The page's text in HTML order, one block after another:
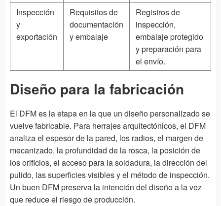
Inspección
y
exportación
Requisitos de
documentación
y embalaje
Registros de
inspección,
embalaje protegido
y preparación para
el envío.
Diseño para la fabricación
El DFM es la etapa en la que un diseño personalizado se
vuelve fabricable. Para herrajes arquitectónicos, el DFM
analiza el espesor de la pared, los radios, el margen de
mecanizado, la profundidad de la rosca, la posición de
los orificios, el acceso para la soldadura, la dirección del
pulido, las superficies visibles y el método de inspección.
Un buen DFM preserva la intención del diseño a la vez
que reduce el riesgo de producción.